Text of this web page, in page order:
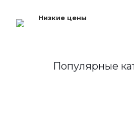
Низкие цены
Популярные